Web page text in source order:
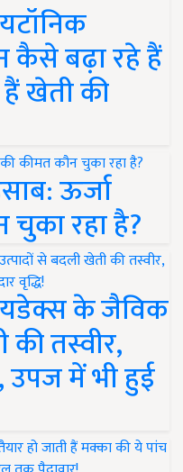
कैसे बढ़ा रहे हैं
खेती की
ऊर्जा
चुका रहा है?
के जैविक
की तस्वीर,
में भी हुई